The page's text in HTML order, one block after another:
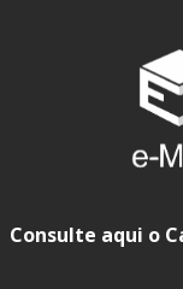
Consulte aqui o